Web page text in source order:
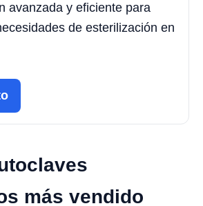
avanzada y eficiente para
de esterilización en
más vendido